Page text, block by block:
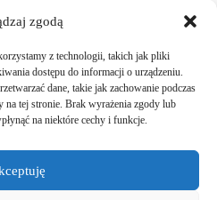
zgodą
z technologii, takich jak pliki
dostępu do informacji o urządzeniu.
dane, takie jak zachowanie podczas
na tej stronie. Brak wyrażenia zgody lub
na niektóre cechy i funkcje.
cookies
171 Gdańsk
24-61